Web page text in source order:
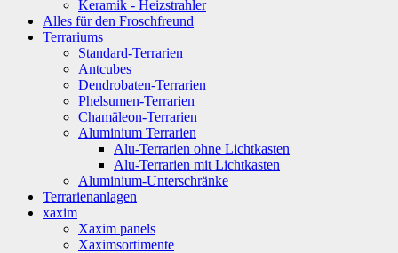
Keramik - Heizstrahler
Alles für den Froschfreund
Terrariums
Standard-Terrarien
Antcubes
Dendrobaten-Terrarien
Phelsumen-Terrarien
Chamäleon-Terrarien
Aluminium Terrarien
Alu-Terrarien ohne Lichtkasten
Alu-Terrarien mit Lichtkasten
Aluminium-Unterschränke
Terrarienanlagen
xaxim
Xaxim panels
Xaximsortimente